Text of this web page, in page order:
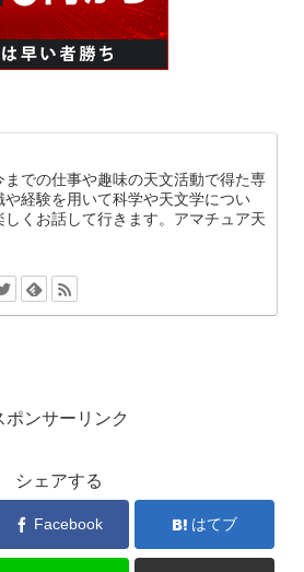
までの仕事や趣味の天文活動で得た専
や経験を用いて科学や天文学につい
しくお話して行きます。アマチュア天
ポンサーリンク
シェアする
Facebook はてブ